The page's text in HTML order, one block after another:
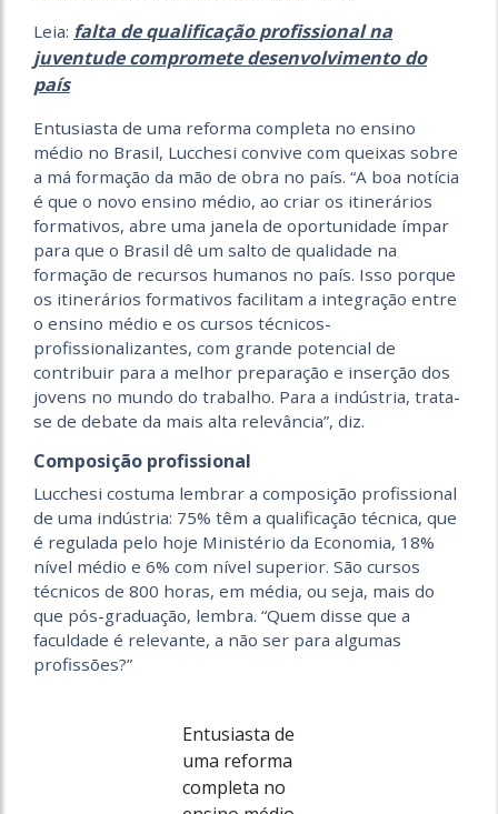
Leia: falta de qualificação profissional na
juventude compromete desenvolvimento do
país
Entusiasta de uma reforma completa no ensino
médio no Brasil, Lucchesi convive com queixas sobre
a má formação da mão de obra no país. “A boa notícia
é que o novo ensino médio, ao criar os itinerários
formativos, abre uma janela de oportunidade ímpar
para que o Brasil dê um salto de qualidade na
formação de recursos humanos no país. Isso porque
os itinerários formativos facilitam a integração entre
o ensino médio e os cursos técnicos-
profissionalizantes, com grande potencial de
contribuir para a melhor preparação e inserção dos
jovens no mundo do trabalho. Para a indústria, trata-
se de debate da mais alta relevância”, diz.
Composição profissional
Lucchesi costuma lembrar a composição profissional
de uma indústria: 75% têm a qualificação técnica, que
é regulada pelo hoje Ministério da Economia, 18%
nível médio e 6% com nível superior. São cursos
técnicos de 800 horas, em média, ou seja, mais do
que pós-graduação, lembra. “Quem disse que a
faculdade é relevante, a não ser para algumas
profissões?”
Entusiasta de
uma reforma
completa no